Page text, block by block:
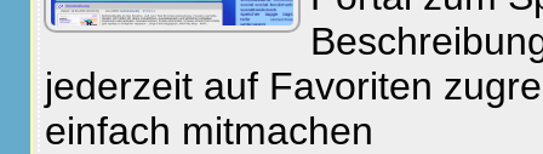
jederzeit auf Favoriten
einfach mitmachen